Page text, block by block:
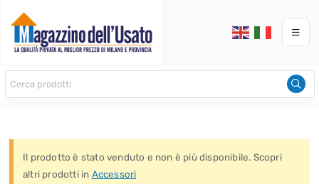
Il prodotto è stato venduto e non è più disponibile. Scopri
altri prodotti in Accessori